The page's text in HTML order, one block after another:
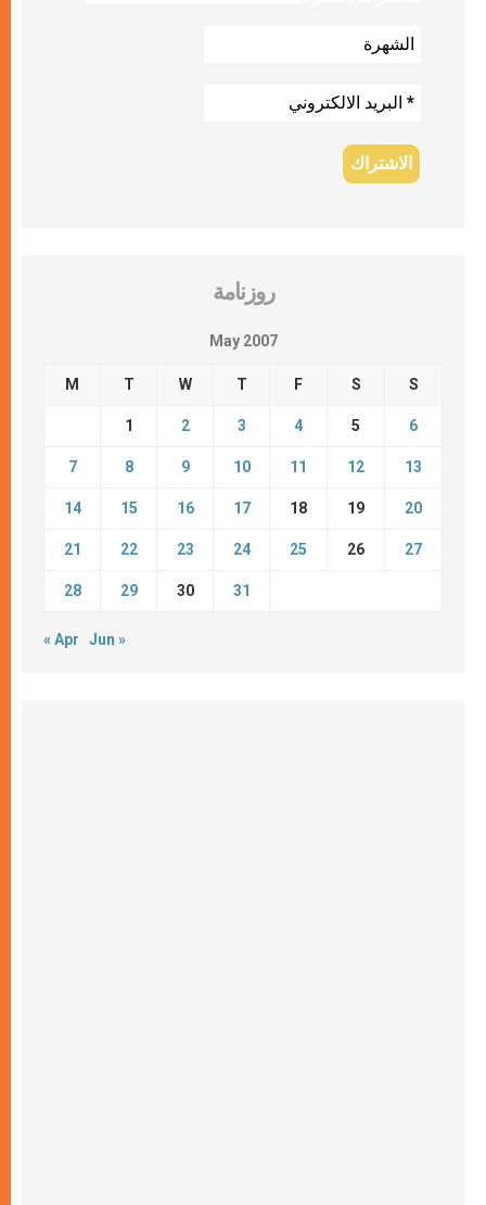
روزنامة
May 2007
M T W T F S S
1 2 3 4 5 6
7 8 9 10 11 12 13
14 15 16 17 18 19 20
21 22 23 24 25 26 27
28 29 30 31
« Apr Jun »